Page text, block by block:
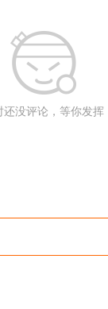
还没评论，等你发挥